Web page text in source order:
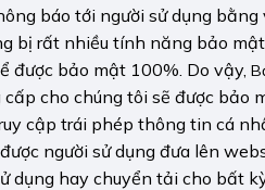
báo tới người sử dụng
bị rất nhiều tính năng bảo
được bảo mật 100%. Do vậy,
cho chúng tôi sẽ được bảo
cập trái phép thông tin cá
người sử dụng đưa lên
dụng hay chuyển tải cho bất